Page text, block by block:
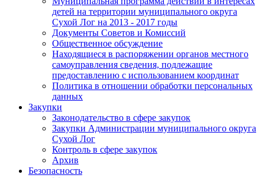
детей на территории муниципального округа
Сухой Лог на 2013 - 2017 годы
Документы Советов и Комиссий
Общественное обсуждение
Находящиеся в распоряжении органов местного
самоуправления сведения, подлежащие
предоставлению с использованием координат
Политика в отношении обработки персональных
данных
Закупки
Законодательство в сфере закупок
Закупки Администрации муниципального округа
Сухой Лог
Контроль в сфере закупок
Архив
Безопасность